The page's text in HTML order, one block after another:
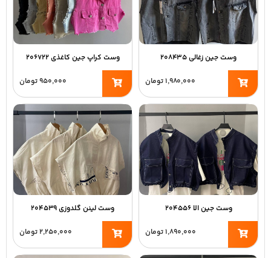
وست جین زغالی ۲۰۸۴۳۵
۱,۹۸۰,۰۰۰تومان
وست کراپ جین کاغذی ۲۰۶۷۲۲
۹۵۰,۰۰۰تومان
وست جین الا ۲۰۴۵۵۶
۱,۸۹۰,۰۰۰تومان
وست لینن گلدوزی ۲۰۴۵۳۹
۲,۲۵۰,۰۰۰تومان